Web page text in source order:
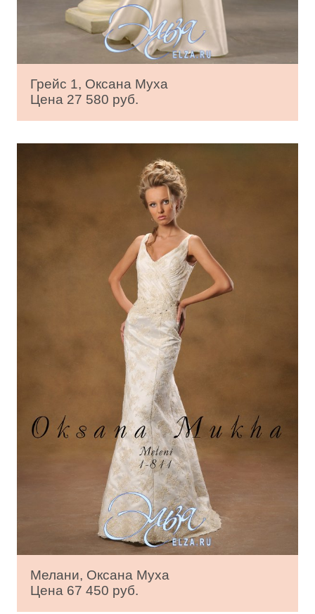
Грейс 1, Оксана Муха
Цена 27 580 руб.
Мелани, Оксана Муха
Цена 67 450 руб.